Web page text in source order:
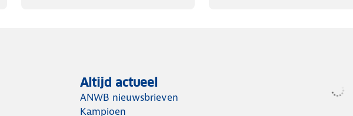
Altijd actueel
ANWB nieuwsbrieven
Kampioen